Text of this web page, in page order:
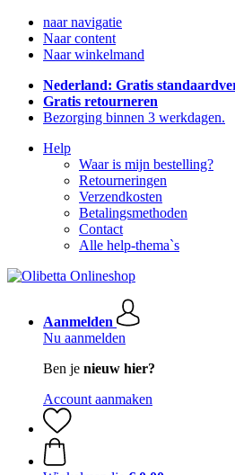
naar navigatie
Naar content
Naar winkelmand
Nederland: Gratis
Gratis retourneren
Bezorging binnen 3 werkdagen.
Help
Waar is mijn bestelling?
Retourneringen
Verzendkosten
Betalingsmethoden
Contact
Alle help-thema`s
Aanmelden
Nu aanmelden
Ben je nieuw hier?
Account aanmaken